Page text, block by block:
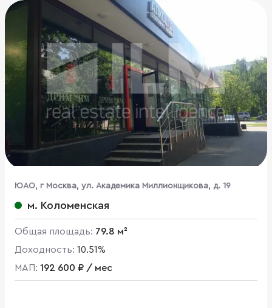
ЮАО, г Москва, ул. Академика Миллионщикова, д. 19
м. Коломенская
Общая площадь: 79.8 м²
Доходность: 10.51%
МАП: 192 600 ₽ / мес